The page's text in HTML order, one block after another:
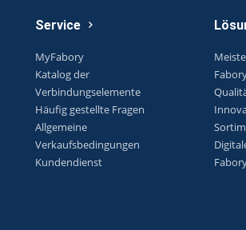
Service
MyFabory
Katalog der
Verbindungselemente
Häufig gestellte Fragen
Allgemeine
Verkaufsbedingungen
Kundendienst